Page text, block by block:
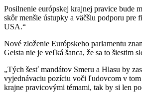
Posilnenie európskej krajnej pravice bude
skôr menšie ústupky a väčšiu podporu
USA.“
Nové zloženie Európskeho parlamentu
Geista nie je veľká šanca, že sa to šiestim
„Tých šesť mandátov Smeru a Hlasu by
vyjednávaciu pozíciu voči ľudovcom v tom
krajne pravicovými témami, tak by si len